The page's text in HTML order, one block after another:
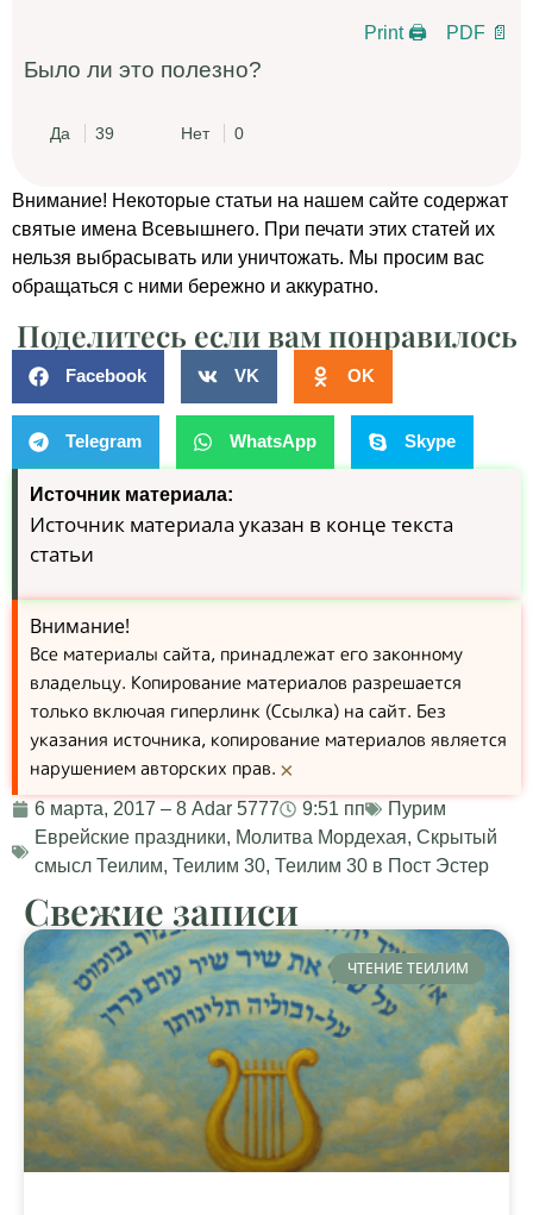
Print 🖨 PDF 📄
Было ли это полезно?
Да 39 Нет 0
Внимание! Некоторые статьи на нашем сайте содержат
святые имена Всевышнего. При печати этих статей их
нельзя выбрасывать или уничтожать. Мы просим вас
обращаться с ними бережно и аккуратно.
Поделитесь если вам понравилось
Facebook VK OK
Telegram WhatsApp Skype
Источник материала:
Источник материала указан в конце текста
статьи
Внимание!
Все материалы сайта, принадлежат его законному
владельцу. Копирование материалов разрешается
только включая гиперлинк (Ссылка) на сайт. Без
указания источника, копирование материалов является
нарушением авторских прав. ×
6 марта, 2017 – 8 Adar 5777 9:51 пп
Пурим
Еврейские праздники, Молитва Мордехая, Скрытый
смысл Теилим, Теилим 30, Теилим 30 в Пост Эстер
Свежие записи
ЧТЕНИЕ ТЕИЛИМ